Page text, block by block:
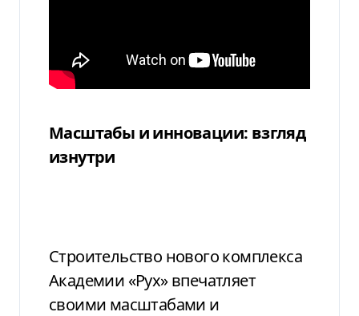
Масштабы и инновации: взгляд
изнутри
Строительство нового комплекса
Академии «Рух» впечатляет
своими масштабами и